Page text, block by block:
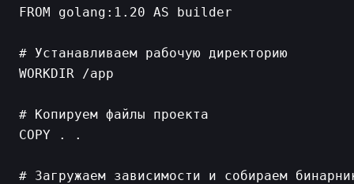
FROM golang:1.20 AS builder
# Устанавливаем рабочую директорию
WORKDIR /app
# Копируем файлы проекта
COPY . .
# Загружаем зависимости и собираем